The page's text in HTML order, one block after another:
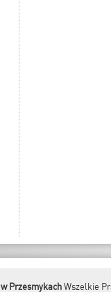
PrzesmykachWszelkie